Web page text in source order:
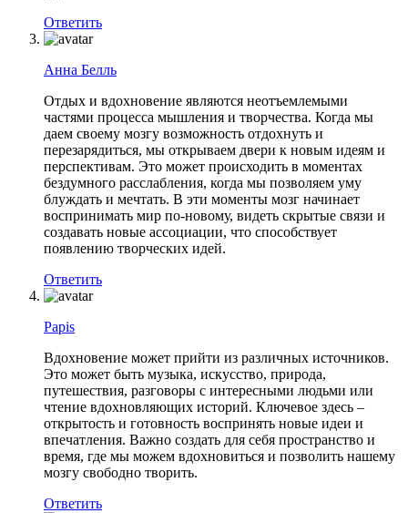
Ответить
Анна Белль
Отдых и вдохновение являются неотъемлемыми
частями процесса мышления и творчества. Когда мы
даем своему мозгу возможность отдохнуть и
перезарядиться, мы открываем двери к новым идеям и
перспективам. Это может происходить в моментах
бездумного расслабления, когда мы позволяем уму
блуждать и мечтать. В эти моменты мозг начинает
воспринимать мир по-новому, видеть скрытые связи и
создавать новые ассоциации, что способствует
появлению творческих идей.
Ответить
Papis
Вдохновение может прийти из различных источников.
Это может быть музыка, искусство, природа,
путешествия, разговоры с интересными людьми или
чтение вдохновляющих историй. Ключевое здесь –
открытость и готовность воспринять новые идеи и
впечатления. Важно создать для себя пространство и
время, где мы можем вдохновиться и позволить нашему
мозгу свободно творить.
Ответить